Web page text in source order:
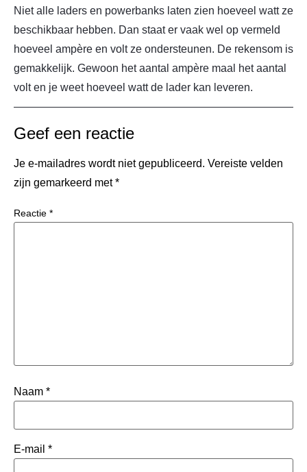
Niet alle laders en powerbanks laten zien hoeveel watt ze
beschikbaar hebben. Dan staat er vaak wel op vermeld
hoeveel ampère en volt ze ondersteunen. De rekensom is
gemakkelijk. Gewoon het aantal ampère maal het aantal
volt en je weet hoeveel watt de lader kan leveren.
Geef een reactie
Je e-mailadres wordt niet gepubliceerd. Vereiste velden
zijn gemarkeerd met*
Reactie *
Naam *
E-mail *